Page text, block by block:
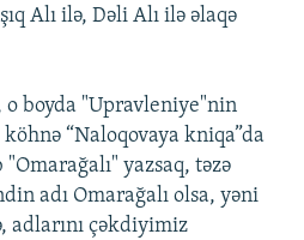
Alı ilə, Dəli Alı ilə əlaqə
o boyda "Upravleniye"nin
“Naloqovaya kniqa”da
"Omarağalı" yazsaq, təzə
adı Omarağalı olsa, yəni
adlarını çəkdiyimiz